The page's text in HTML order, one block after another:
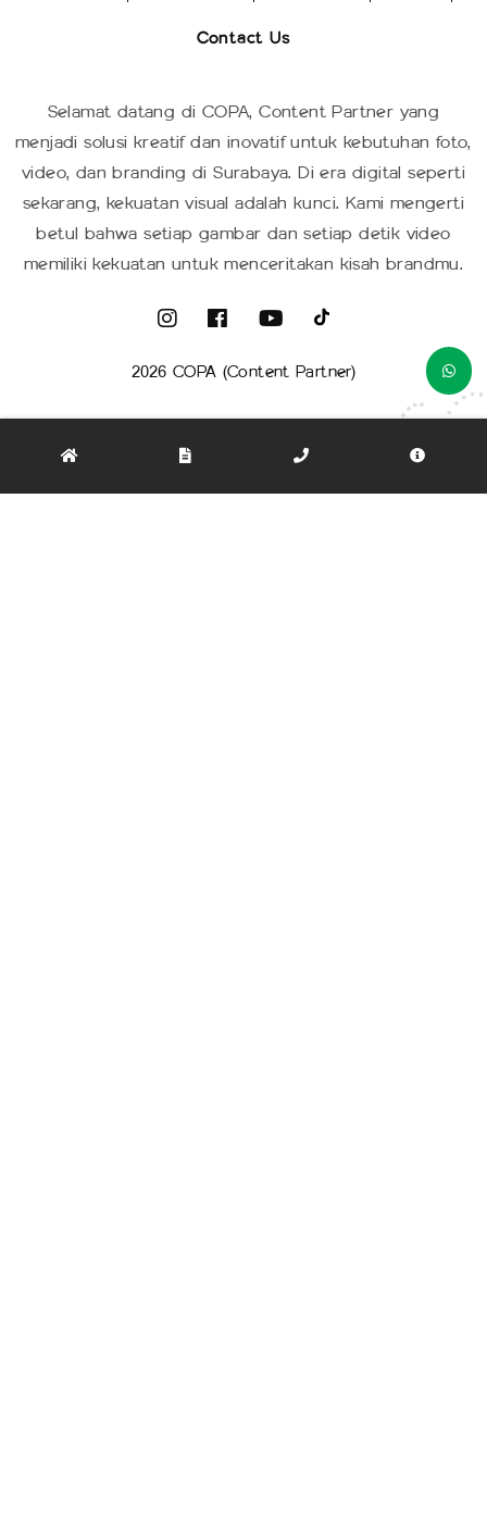
Contact Us
Selamat datang di COPA, Content Partner yang
menjadi solusi kreatif dan inovatif untuk kebutuhan foto,
video, dan branding di Surabaya. Di era digital seperti
sekarang, kekuatan visual adalah kunci. Kami mengerti
betul bahwa setiap gambar dan setiap detik video
memiliki kekuatan untuk menceritakan kisah brandmu.
2026 COPA (Content Partner)